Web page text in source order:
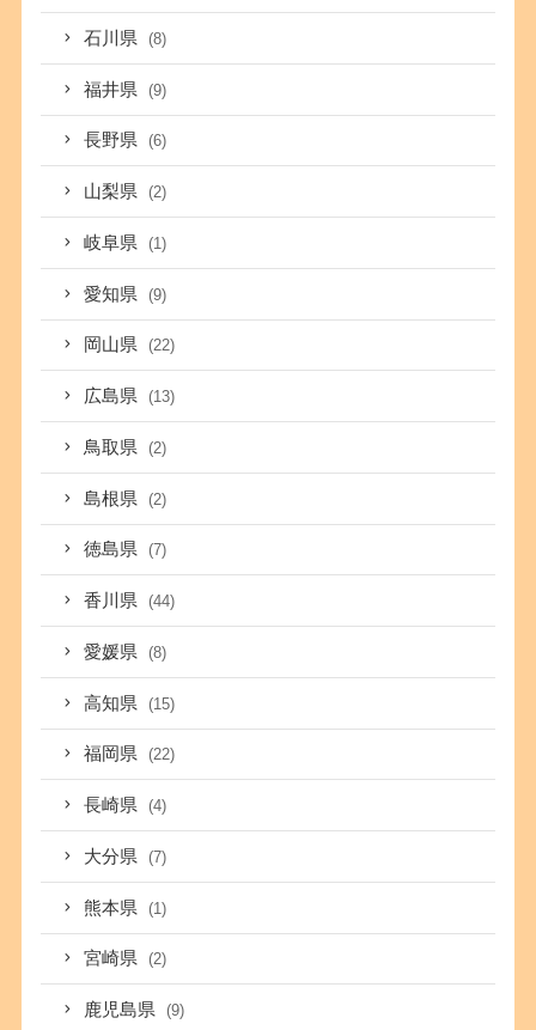
石川県 (8)
福井県 (9)
長野県 (6)
山梨県 (2)
岐阜県 (1)
愛知県 (9)
岡山県 (22)
広島県 (13)
鳥取県 (2)
島根県 (2)
徳島県 (7)
香川県 (44)
愛媛県 (8)
高知県 (15)
福岡県 (22)
長崎県 (4)
大分県 (7)
熊本県 (1)
宮崎県 (2)
鹿児島県 (9)